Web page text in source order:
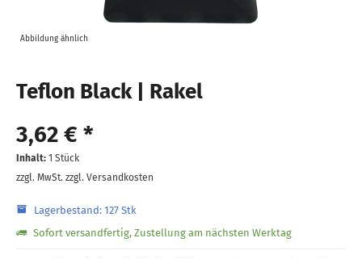
Abbildung ähnlich
Teflon Black | Rakel
3,62 € *
Inhalt: 1 Stück
zzgl. MwSt. zzgl. Versandkosten
Lagerbestand: 127 Stk
Sofort versandfertig, Zustellung am nächsten Werktag